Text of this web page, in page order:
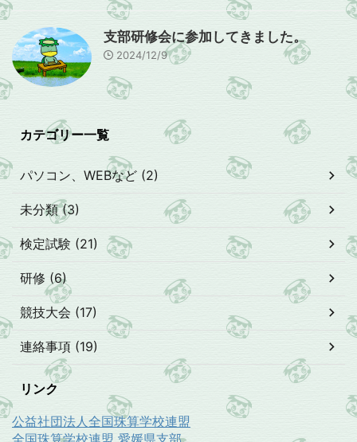
支部研修会に参加してきました。
2024/12/9
カテゴリー一覧
パソコン、WEBなど (2)
未分類 (3)
検定試験 (21)
研修 (6)
競技大会 (17)
連絡事項 (19)
リンク
公益社団法人全国珠算学校連盟
全国珠算学校連盟 愛媛県支部